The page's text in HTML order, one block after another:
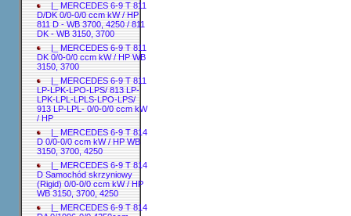
|_ MERCEDES 6-9 T 811
D/DK 0/0-0/0 ccm kW / HP
811 D - WB 3700, 4250 / 811
DK - WB 3150, 3700
|_ MERCEDES 6-9 T 811
DK 0/0-0/0 ccm kW / HP WB
3150, 3700
|_ MERCEDES 6-9 T 811
LP-LPK-LPO-LPS/ 813 LP-
LPK-LPL-LPLS-LPO-LPS/
913 LP-LPL- 0/0-0/0 ccm kW
/ HP
|_ MERCEDES 6-9 T 814
D 0/0-0/0 ccm kW / HP WB
3150, 3700, 4250
|_ MERCEDES 6-9 T 814
D Samochód skrzyniowy
(Rigid) 0/0-0/0 ccm kW / HP
WB 3150, 3700, 4250
|_ MERCEDES 6-9 T 814